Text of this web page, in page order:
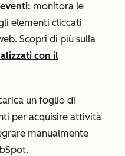
: monitora le
elementi cliccati
Scopri di più sulla
con il
un foglio di
per acquisire attività
manualmente